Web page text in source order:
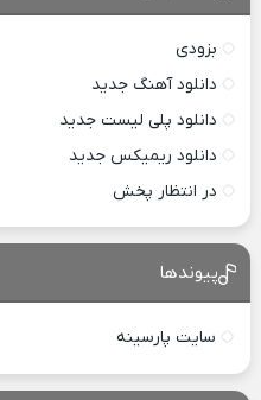
بزودی
دانلود آهنگ جدید
دانلود پلی لیست جدید
دانلود ریمیکس جدید
در انتظار پخش
پیوندها
سایت پارسینه